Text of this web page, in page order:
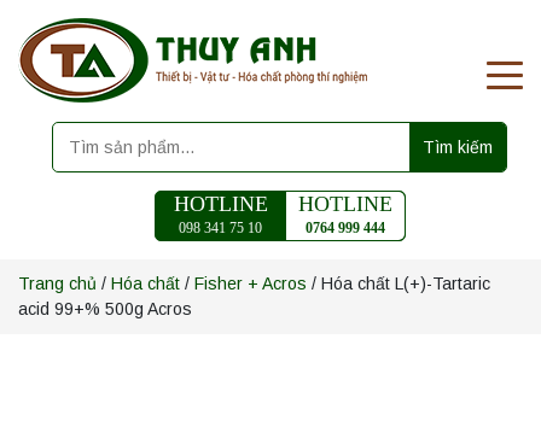
Tìm kiếm
HOTLINE
098 341 75 10
HOTLINE
0764 999 444
Trang chủ / Hóa chất / Fisher + Acros / Hóa chất L(+)-Tartaric
acid 99+% 500g Acros